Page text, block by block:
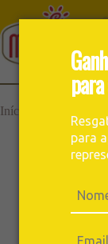
para
Início